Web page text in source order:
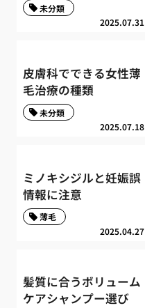
2025.07.31
未分類
皮膚科でできる女性薄
毛治療の種類
2025.07.18
未分類
ミノキシジルと妊娠誤
情報に注意
2025.04.27
薄毛
髪質に合うボリューム
ケアシャンプー選び